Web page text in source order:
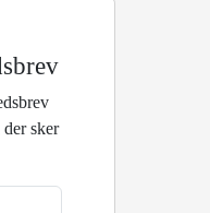
sker